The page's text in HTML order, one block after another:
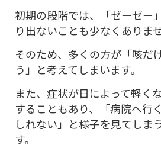
初期の段階では、「ゼーゼー
り出ないことも少なくありませ
そのため、多くの方が「咳だ
う」と考えてしまいます。
また、症状が日によって軽く
することもあり、「病院へ行
しれない」と様子を見てしま
す。